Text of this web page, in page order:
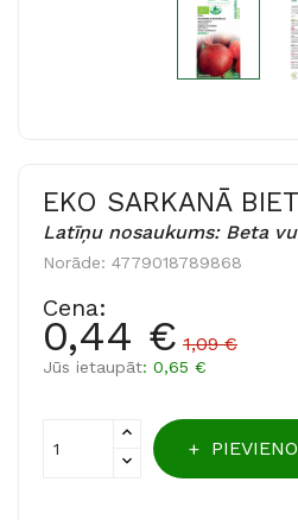
EKO SARKANĀ
Latīņu nosaukums: Beta
Norāde: 4779018789868
Cena:
0,44 € 1,09 €
Jūs ietaupāt: 0,65 €